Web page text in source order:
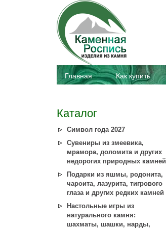
Главная Как купить
Каталог
Символ года 2027
Сувениры из змеевика,
мрамора, доломита и других
недорогих природных камней
Подарки из яшмы, родонита,
чароита, лазурита, тигрового
глаза и других редких камней
Настольные игры из
натурального камня:
шахматы, шашки, нарды,